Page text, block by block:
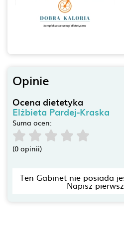
Opinie
Ocena dietetyka
Elżbieta Pardej-Kraska
Suma ocen:
(0 opinii)
Ten Gabinet nie posiada
Napisz